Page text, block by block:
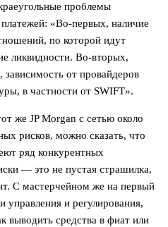
проблемы
«Во-первых, наличие
по которой идут
ликвидности. Во-вторых,
зависимость от провайдеров
в частности от SWIFT».
же JP Morgan с сетью около
рисков, можно сказать, что
ряд конкурентных
— это не пустая страшилка,
С мастерчейном же на первый
и регулирования,
выводить средства в фиат или